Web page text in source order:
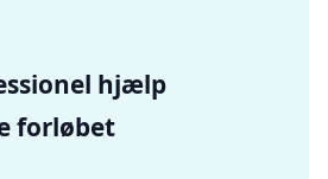
hjælp
forløbet